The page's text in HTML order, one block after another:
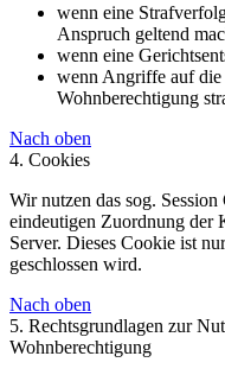
wenn eine
Anspruch geltend
wenn eine
wenn Angriffe auf die
Wohnberechtigung
Nach oben
4. Cookies
Wir nutzen das sog. Session
eindeutigen Zuordnung der
Server. Dieses Cookie ist
geschlossen wird.
Nach oben
5. Rechtsgrundlagen zur
Wohnberechtigung